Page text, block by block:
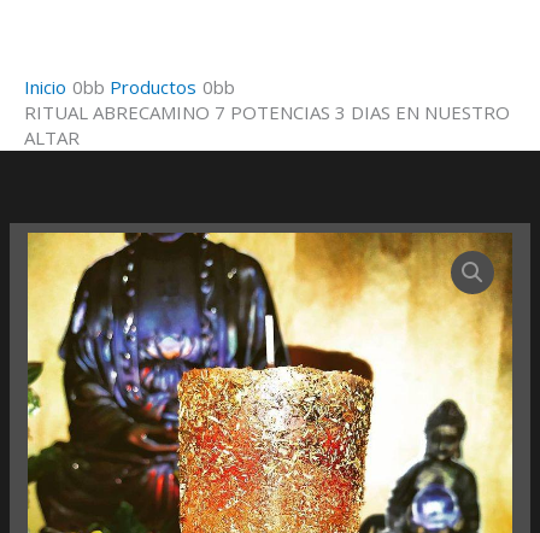
contenido
Inicio
Productos
RITUAL ABRECAMINO 7 POTENCIAS 3 DIAS EN NUESTRO
ALTAR
RITUAL
ABRECAMINO
7
POTENCIAS
3
DIAS
EN
NUESTRO
ALTAR